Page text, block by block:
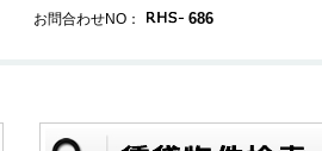
お問合わせNO： 686